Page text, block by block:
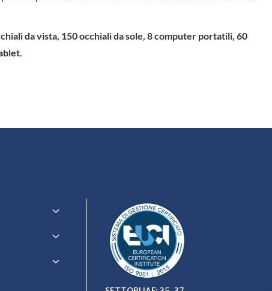
da vista, 150 occhiali da sole, 8 computer portatili, 60
.